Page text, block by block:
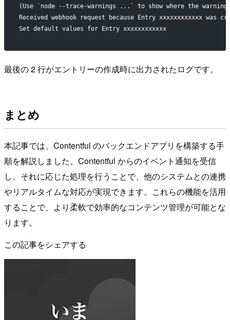
(Use `node --trace-warnings ...` to show where the warning
Received webhook request because Entry xxxxxxxxxxxx was
Set default values for Entry xxxxxxxxxxxx
最後の 2 行がエントリーの作成時に出力されたログです。
まとめ
本記事では、Contentful のバックエンドアプリを構築する手
順を解説しました。Contentful からのイベント通知を受信
し、それに応じた処理を行うことで、他のシステムとの連携
やリアルタイムな対応が実現できます。これらの機能を活用
することで、より柔軟で効率的なコンテンツ管理が可能とな
ります。
この記事をシェアする